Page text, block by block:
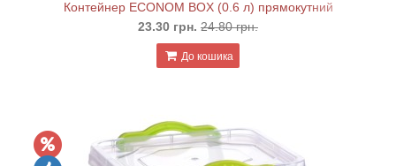
Контейнер ECONOM BOX (0.6 л) прямокутний
23.30 грн. 24.80 грн.
До кошика